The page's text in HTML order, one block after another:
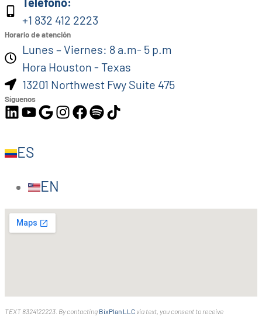
+1 832 412 2223
Horario de atención
Lunes – Viernes: 8 a.m- 5 p.m
Hora Houston - Texas
13201 Northwest Fwy Suite 475
Síguenos
ES
EN
TEXT 8324122223. By contacting BixPlan LLC via text, you consent to receive